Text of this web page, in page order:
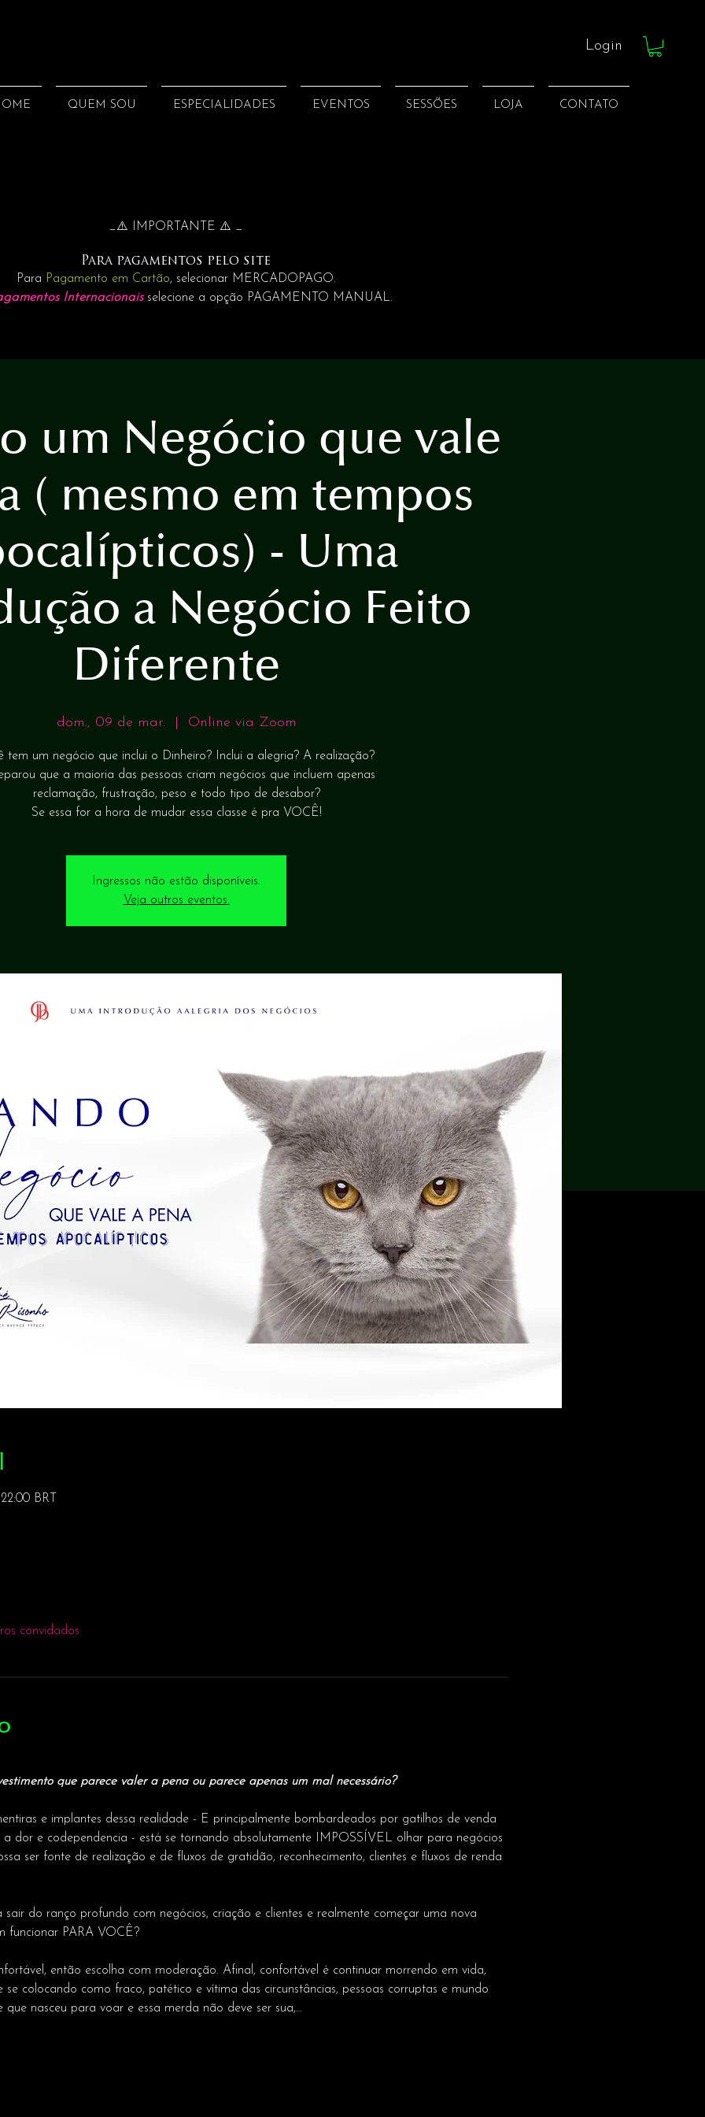
Login
QUEM SOU ESPECIALIDADES EVENTOS SESSÕES LOJA CONTATO
_⚠️ IMPORTANTE ⚠️ _
Para pagamentos pelo site
Para Pagamento em Cartão, selecionar MERCADOPAGO.
Internacionais selecione a opção PAGAMENTO MANUAL.
um Negócio que vale
( mesmo em tempos
- Uma
a Negócio Feito
Diferente
dom., 09 de mar. Online via Zoom
tem um negócio que inclui o Dinheiro? Inclui a alegria? A realização?
que a maioria das pessoas criam negócios que incluem apenas
reclamação, frustração, peso e todo tipo de desabor?
Se essa for a hora de mudar essa classe é pra VOCÊ!
Ingressos não estão disponíveis.
Veja outros eventos.
BRT
convidados
que parece valer a pena ou parece apenas um mal necessário?
e implantes dessa realidade - E principalmente bombardeados por gatilhos de venda
a dor e codependencia - está se tornando absolutamente IMPOSSÍVEL olhar para negócios
ser fonte de realização e de fluxos de gratidão, reconhecimento, clientes e fluxos de renda
sair do ranço profundo com negócios, criação e clientes e realmente começar uma nova
funcionar PARA VOCÊ?
então escolha com moderação. Afinal, confortável é continuar morrendo em vida,
colocando como fraco, patético e vítima das circunstâncias, pessoas corruptas e mundo
que nasceu para voar e essa merda não deve ser sua,…